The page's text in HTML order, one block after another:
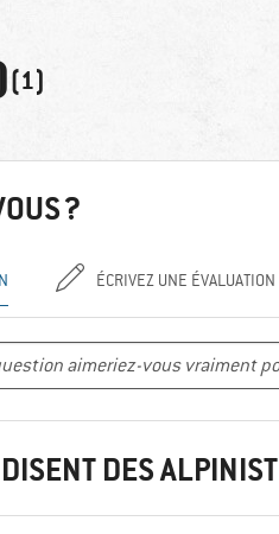
(1)
?
ÉCRIVEZ UNE ÉVALUATION
DES